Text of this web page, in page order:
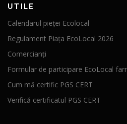
UTILE
Calendarul pieței Ecolocal
Regulament Piața EcoLocal 2026
Comercianți
Formular de participare EcoLocal
Cum mă certific PGS CERT
Verifică certificatul PGS CERT